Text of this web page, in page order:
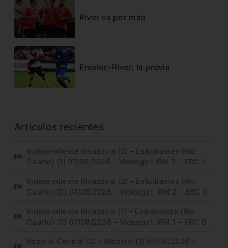
River va por más
Emelec-River, la previa
Artículos recientes
Independiente Rivadavia (2) – Estudiantes (Río
Cuarto) (1) 07/08/2026 – Videogol: IRM 2 – ERC 1
Independiente Rivadavia (2) – Estudiantes (Río
Cuarto) (0) 07/08/2026 – Videogol: IRM 2 – ERC 0
Independiente Rivadavia (1) – Estudiantes (Río
Cuarto) (0) 07/08/2026 – Videogol: IRM 1 – ERC 0
Rosario Central (2) – Aldosivi (1) 07/08/2026 –